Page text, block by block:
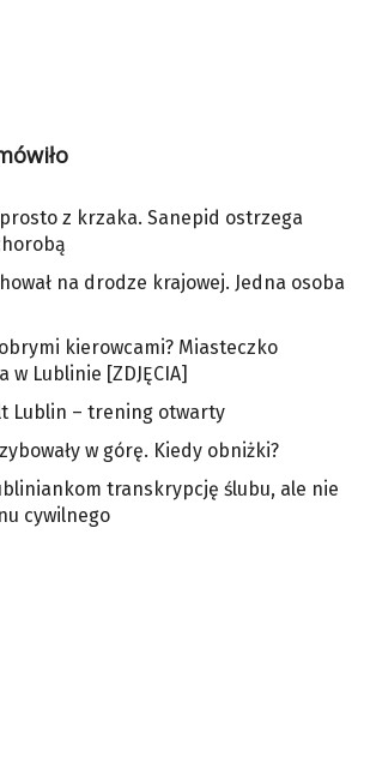
z krzaka. Sanepid ostrzega
na drodze krajowej. Jedna osoba
kierowcami? Miasteczko
w Lublinie [ZDJĘCIA]
Lublin – trening otwarty
w górę. Kiedy obniżki?
transkrypcję ślubu, ale nie
cywilnego